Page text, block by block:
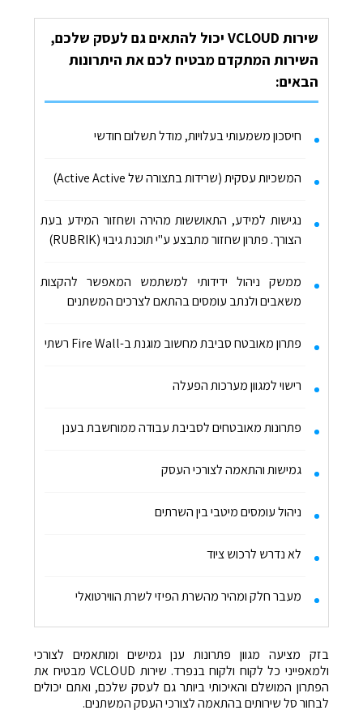
שירות VCLOUD יכול להתאים גם לעסק שלכם,
השירות המתקדם מבטיח לכם את היתרונות
הבאים:
חיסכון משמעותי בעלויות, מודל תשלום חודשי
המשכיות עסקית (שרידות בתצורה של Active Active)
נגישות למידע, התאוששות מהירה ושחזור המידע בעת
הצורך. פתרון שחזור מתבצע ע"י תוכנת גיבוי (RUBRIK)
ממשק ניהול ידידותי למשתמש המאפשר להקצות
משאבים ולנתב עומסים בהתאם לצרכים המשתנים
פתרון מאובטח סביבת מחשוב מוגנת ב-Fire Wall רשתי
רישוי למגוון מערכות הפעלה
פתרונות מאובטחים לסביבת עבודה ממוחשבת בענן
גמישות והתאמה לצורכי העסק
ניהול עומסים מיטבי בין השרתים
לא נדרש לרכוש ציוד
מעבר חלק ומהיר מהשרת הפיזי לשרת הווירטואלי
בזק מציעה מגוון פתרונות ענן גמישים ומותאמים לצורכי
ולמאפייני כל לקוח ולקוח בנפרד. שירות VCLOUD מבטיח את
הפתרון המושלם והאיכותי ביותר גם לעסק שלכם, ואתם יכולים
לבחור סל שירותים בהתאמה לצורכי העסק המשתנים.